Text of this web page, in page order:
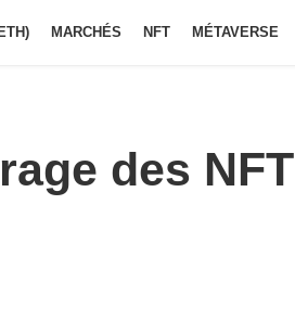
MARCHÉS NFT MÉTAVERSE
des NFT